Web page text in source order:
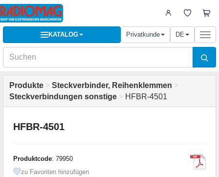
KATALOG Privatkunde DE
Produkte > Steckverbinder, Reihenklemmen >
Steckverbindungen sonstige > HFBR-4501
HFBR-4501
Produktcode: 79950
zu Favoriten hinzufügen